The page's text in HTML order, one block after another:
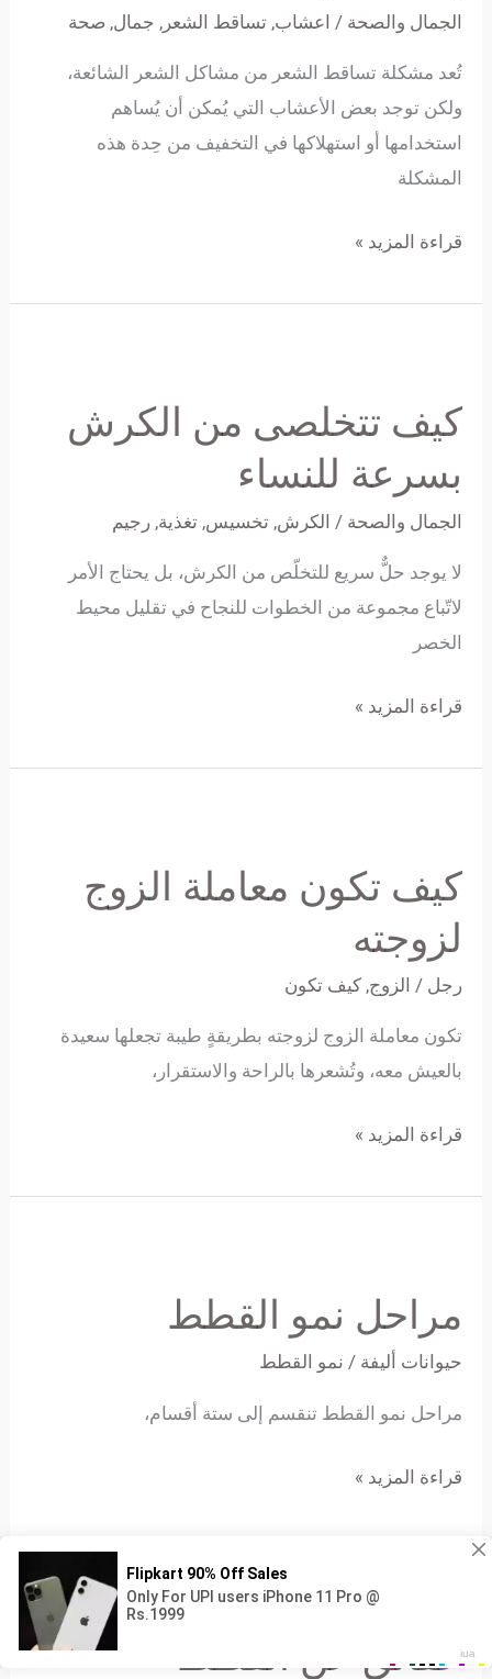
الجمال والصحة / اعشاب, تساقط الشعر , جمال, صحة
تُعد مشكلة تساقط الشعر من مشاكل الشعر الشائعة،
ولكن توجد بعض الأعشاب التي يُمكن أن يُساهم
استخدامها أو استهلاكها في التخفيف من حِدة هذه
المشكلة
قراءة المزيد »
كيف تتخلصى من الكرش
بسرعة للنساء
الجمال والصحة / الكرش, تخسيس, تغذية, رجيم
لا يوجد حلٌّ سريع للتخلّص من الكرش، بل يحتاج الأمر
لاتّباع مجموعة من الخطوات للنجاح في تقليل محيط
الخصر
من
بسرعة
للنساء
قراءة المزيد »
كيف تكون معاملة الزوج
لزوجته
رجل / الزوج, كيف تكون
تكون معاملة الزوج لزوجته بطريقةٍ طيبة تجعلها سعيدة
بالعيش معه، وتُشعرها بالراحة والاستقرار،
معاملة
الزوج
لزوجته
قراءة المزيد »
مراحل نمو القطط
حيوانات أليفة / نمو القطط
مراحل نمو القطط تنقسم إلى ستة أقسام،
القطط
قراءة المزيد »
حقائق عن القطط
القطط